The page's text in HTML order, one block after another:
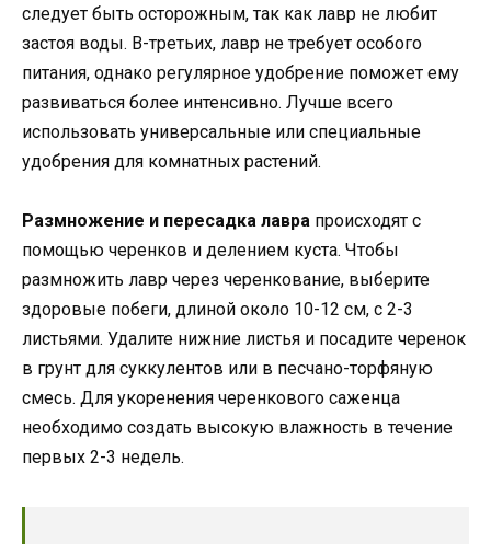
следует быть осторожным, так как лавр не любит
застоя воды. В-третьих, лавр не требует особого
питания, однако регулярное удобрение поможет ему
развиваться более интенсивно. Лучше всего
использовать универсальные или специальные
удобрения для комнатных растений.
Размножение и пересадка лавра происходят с
помощью черенков и делением куста. Чтобы
размножить лавр через черенкование, выберите
здоровые побеги, длиной около 10-12 см, с 2-3
листьями. Удалите нижние листья и посадите черенок
в грунт для суккулентов или в песчано-торфяную
смесь. Для укоренения черенкового саженца
необходимо создать высокую влажность в течение
первых 2-3 недель.